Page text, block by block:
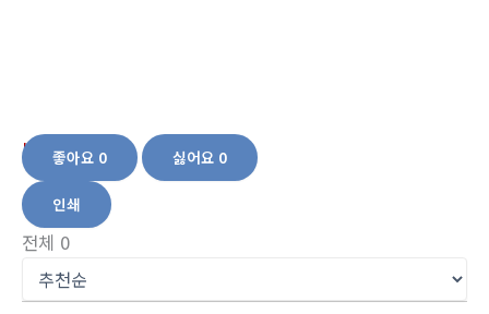
좋아요 0 싫어요 0
인쇄
전체 0